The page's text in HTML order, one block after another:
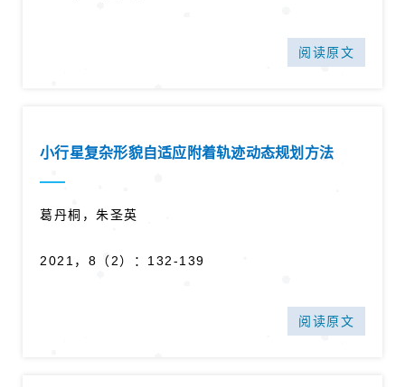
阅读原文
小行星复杂形貌自适应附着轨迹动态规划方法
葛丹桐，朱圣英
2021，8（2）：132-139
阅读原文